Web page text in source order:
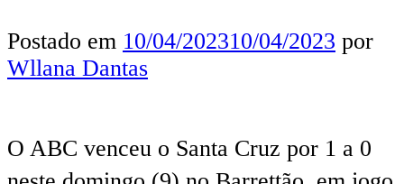
Postado em 10/04/202310/04/2023 por
Wllana Dantas
O ABC venceu o Santa Cruz por 1 a 0